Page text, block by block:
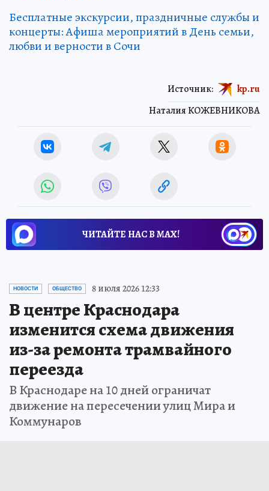
Бесплатные экскурсии, праздничные службы и
концерты: Афиша мероприятий в День семьи,
любви и верности в Сочи
Наталия КОЖЕВНИКОВА
Источник: kp.ru
ЧИТАЙТЕ НАС В МАХ!
НОВОСТИ ОБЩЕСТВО 8 июля 2026 12:33
В центре Краснодара
изменится схема движения
из-за ремонта трамвайного
переезда
В Краснодаре на 10 дней ограничат
движение на пересечении улиц Мира и
Коммунаров